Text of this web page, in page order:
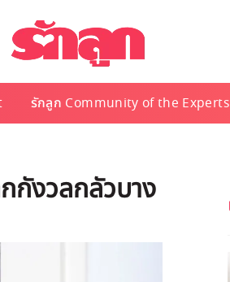
รักลูก Community of the Experts
กังวลกลัวบาง